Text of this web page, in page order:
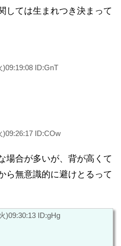
しては生まれつき決まって
)09:19:08 ID:GnT
)09:26:17 ID:COw
場合が多いが、背が高くて
ら無意識的に避けとるって
)09:30:13 ID:gHg